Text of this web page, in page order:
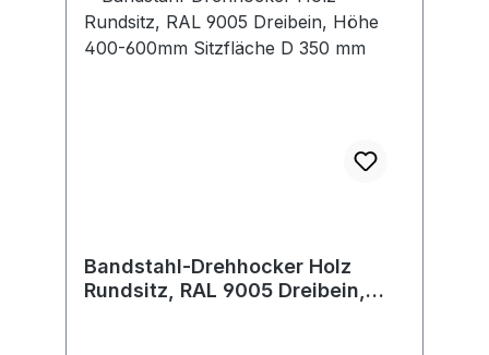
Bandstahl-Drehhocker Holz
Rundsitz, RAL 9005 Dreibein,